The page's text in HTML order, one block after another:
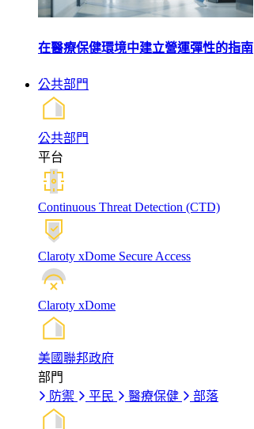
在醫療保健環境中建立營運彈性的指南
公共部門
公共部門
平台
Continuous Threat Detection (CTD)
Claroty xDome Secure Access
Claroty xDome
美國聯邦政府
部門
防禦
平民 醫療保健 部落